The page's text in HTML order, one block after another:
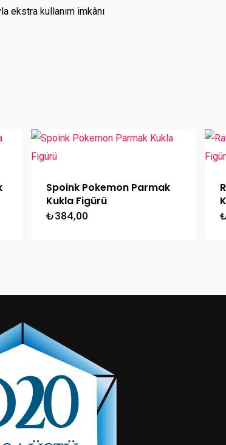
ekstra kullanım imkânı
Spoink Pokemon Parmak
Kukla Figürü
₺384,00